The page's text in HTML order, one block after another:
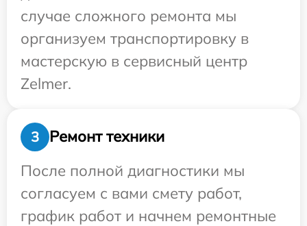
случае сложного ремонта мы
организуем транспортировку в
мастерскую в сервисный центр
Zelmer.
3
Ремонт техники
После полной диагностики мы
согласуем с вами смету работ,
график работ и начнем ремонтные